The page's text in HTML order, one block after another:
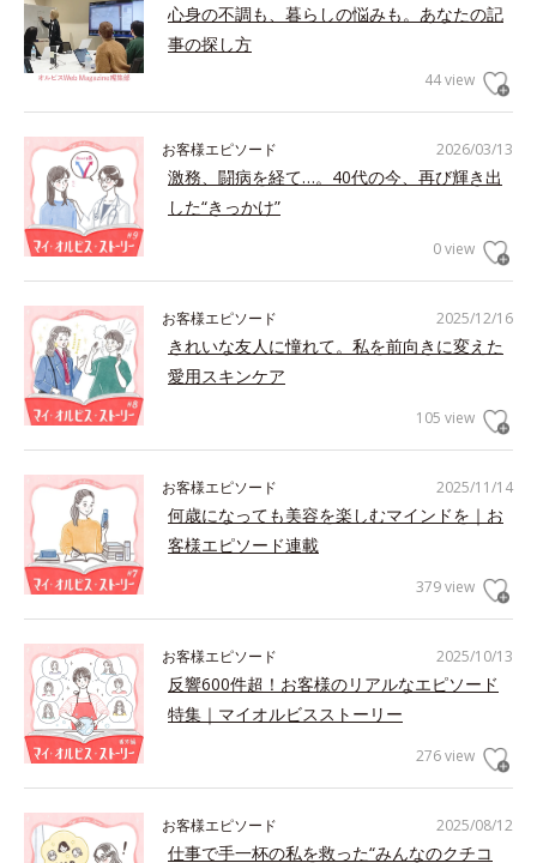
心身の不調も、暮らしの悩みも。あなたの記
事の探し方
44 view
2026/03/13
お客様エピソード
激務、闘病を経て…。40代の今、再び輝き出
した“きっかけ”
0 view
2025/12/16
お客様エピソード
きれいな友人に憧れて。私を前向きに変えた
愛用スキンケア
105 view
2025/11/14
お客様エピソード
何歳になっても美容を楽しむマインドを｜お
客様エピソード連載
379 view
2025/10/13
お客様エピソード
反響600件超！お客様のリアルなエピソード
特集｜マイオルビスストーリー
276 view
2025/08/12
お客様エピソード
仕事で手一杯の私を救った“みんなのクチコ